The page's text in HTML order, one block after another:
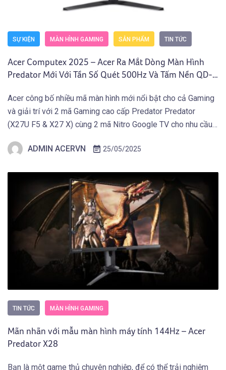
SỰ KIỆN MÀN HÌNH GAMING SẢN PHẨM TIN TỨC
Acer Computex 2025 – Acer Ra Mắt Dòng Màn Hình
Predator Mới Với Tần Số Quét 500Hz Và Tấm Nền QD-
Acer công bố nhiều mã màn hình mới nổi bật cho cả Gaming
và giải trí với 2 mã Gaming cao cấp Predator Predator
(X27U F5 & X27 X) cùng 2 mã Nitro Google TV cho nhu cầu
ADMIN ACERVN
25/05/2025
TIN TỨC MÀN HÌNH GAMING
Mãn nhãn với mẫu màn hình máy tính 144Hz – Acer
Predator X28
Bạn là một game thủ chuyên nghiệp, để có thể trải nghiệm